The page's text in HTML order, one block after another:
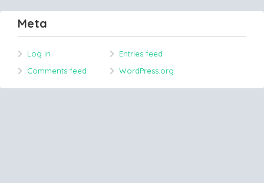
Meta
Log in
Entries feed
Comments feed
WordPress.org